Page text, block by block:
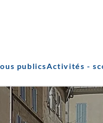
publicsActivités -